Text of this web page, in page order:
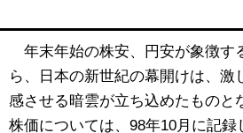
年末年始の株安、円安が象徴す
ら、日本の新世紀の幕開けは、激
感させる暗雲が立ち込めたものと
株価については、98年10月に記